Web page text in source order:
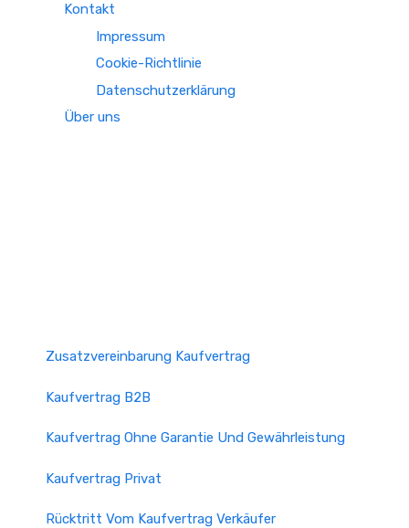
Kontakt
Impressum
Cookie-Richtlinie
Datenschutzerklärung
Über uns
Zusatzvereinbarung Kaufvertrag
Kaufvertrag B2B
Kaufvertrag Ohne Garantie Und Gewährleistung
Kaufvertrag Privat
Rücktritt Vom Kaufvertrag Verkäufer